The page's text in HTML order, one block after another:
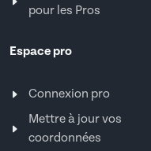
pour les Pros
Espace pro
Connexion pro
Mettre à jour vos
coordonnées